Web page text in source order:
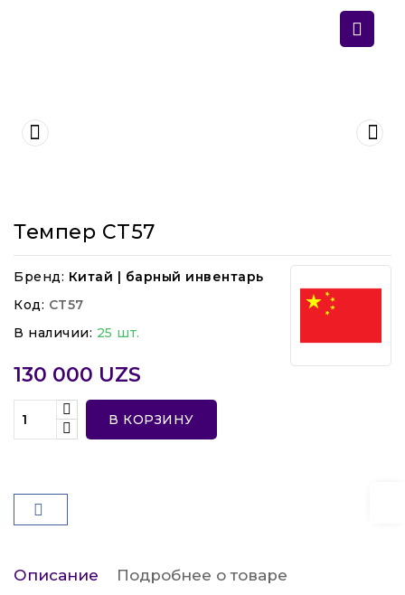
Темпер CT57
Бренд: Китай | барный инвентарь
Код: CT57
В наличии: 25 шт.
130 000 UZS
В КОРЗИНУ
Описание Подробнее о товаре